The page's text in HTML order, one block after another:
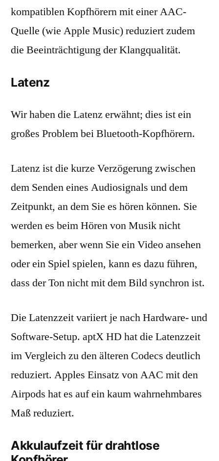
kompatiblen Kopfhörern mit einer AAC-
Quelle (wie Apple Music) reduziert zudem
die Beeinträchtigung der Klangqualität.
Latenz
Wir haben die Latenz erwähnt; dies ist ein
großes Problem bei Bluetooth-Kopfhörern.
Latenz ist die kurze Verzögerung zwischen
dem Senden eines Audiosignals und dem
Zeitpunkt, an dem Sie es hören können. Sie
werden es beim Hören von Musik nicht
bemerken, aber wenn Sie ein Video ansehen
oder ein Spiel spielen, kann es dazu führen,
dass der Ton nicht mit dem Bild synchron ist.
Die Latenzzeit variiert je nach Hardware- und
Software-Setup. aptX HD hat die Latenzzeit
im Vergleich zu den älteren Codecs deutlich
reduziert. Apples Einsatz von AAC mit den
Airpods hat es auf ein kaum wahrnehmbares
Maß reduziert.
Akkulaufzeit für drahtlose